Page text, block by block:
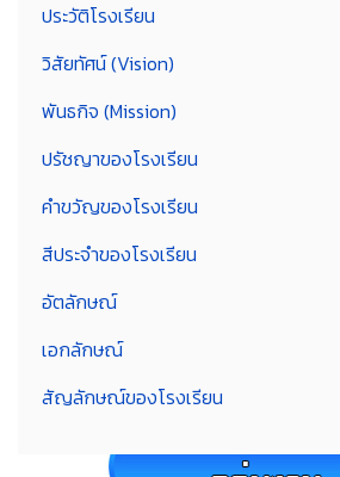
ประวัติโรงเรียน
วิสัยทัศน์ (Vision)
พันธกิจ (Mission)
ปรัชญาของโรงเรียน
คำขวัญของโรงเรียน
สีประจำของโรงเรียน
อัตลักษณ์
เอกลักษณ์
สัญลักษณ์ของโรงเรียน